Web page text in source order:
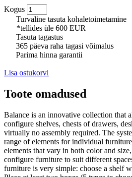
Kogus
Turvaline tasuta kohaletoimetamine
*tellides üle 600 EUR
Tasuta tagastus
365 päeva raha tagasi võimalus
Parima hinna garantii
Lisa ostukorvi
Toote omadused
Balance is an innovative collection that
configure shelves, chests of drawers,
virtually no assembly required. The
range of elements for individual
elements that vary in both color and
configure furniture to suit different
furniture is very simple: choose a shelf